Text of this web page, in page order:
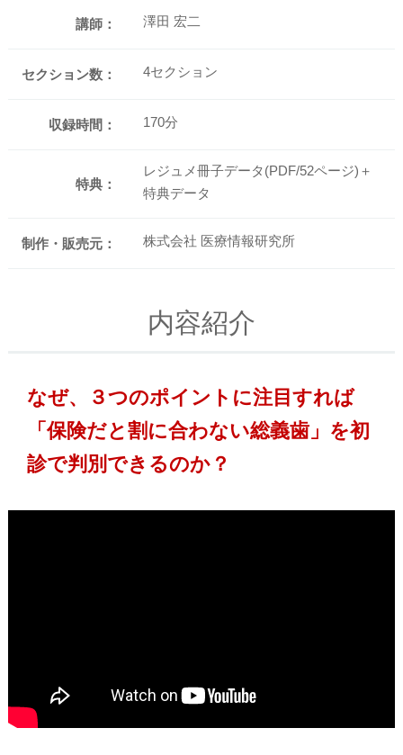
講師： 澤田 宏二
セクション数： 4セクション
収録時間： 170分
特典：
レジュメ冊子データ(PDF/52ページ)＋
特典データ
制作・販売元： 株式会社 医療情報研究所
内容紹介
なぜ、３つのポイントに注目すれば
「保険だと割に合わない総義歯」を初
診で判別できるのか？